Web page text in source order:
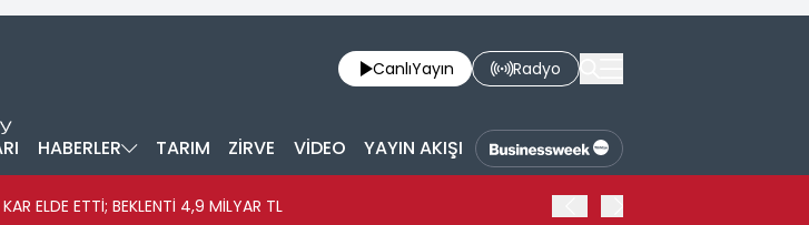
CanlıYayın Radyo
HABERLER TARIM ZİRVE VİDEO YAYIN AKIŞI
ELDE ETTİ; BEKLENTİ 4,9 MİLYAR TL